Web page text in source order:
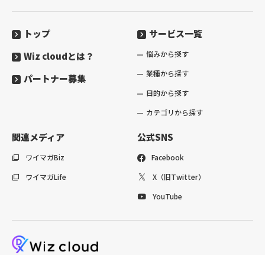
トップ サービス一覧
悩みから探す
業種から探す
目的から探す
カテゴリから探す
Wiz cloudとは？
パートナー募集
関連メディア
ワイマガBiz
ワイマガLife
公式SNS
Facebook
X（旧Twitter）
YouTube